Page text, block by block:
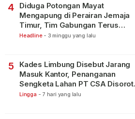
4
Diduga Potongan Mayat
Mengapung di Perairan Jemaja
Timur, Tim Gabungan Terus
Lakukan Pencarian
Headline - 3 minggu yang lalu
5
Kades Limbung Disebut Jarang
Masuk Kantor, Penanganan
Sengketa Lahan PT CSA Disorot
Warga
Lingga - 7 hari yang lalu